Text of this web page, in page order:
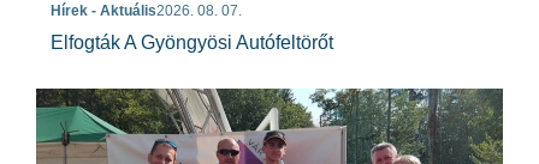
Hírek - Aktuális2026. 08. 07.
Elfogták A Gyöngyösi Autófeltörőt